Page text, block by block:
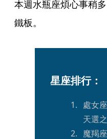
本週水瓶座煩心事稍
鐵板。
星座排行：
處女
天選
魔羯